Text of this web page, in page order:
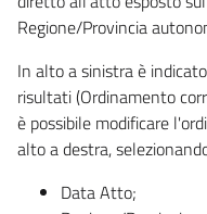
Regione/Provincia
In alto a sinistra è
risultati (Ordinamento
è possibile modificare
alto a destra,
Data Atto;